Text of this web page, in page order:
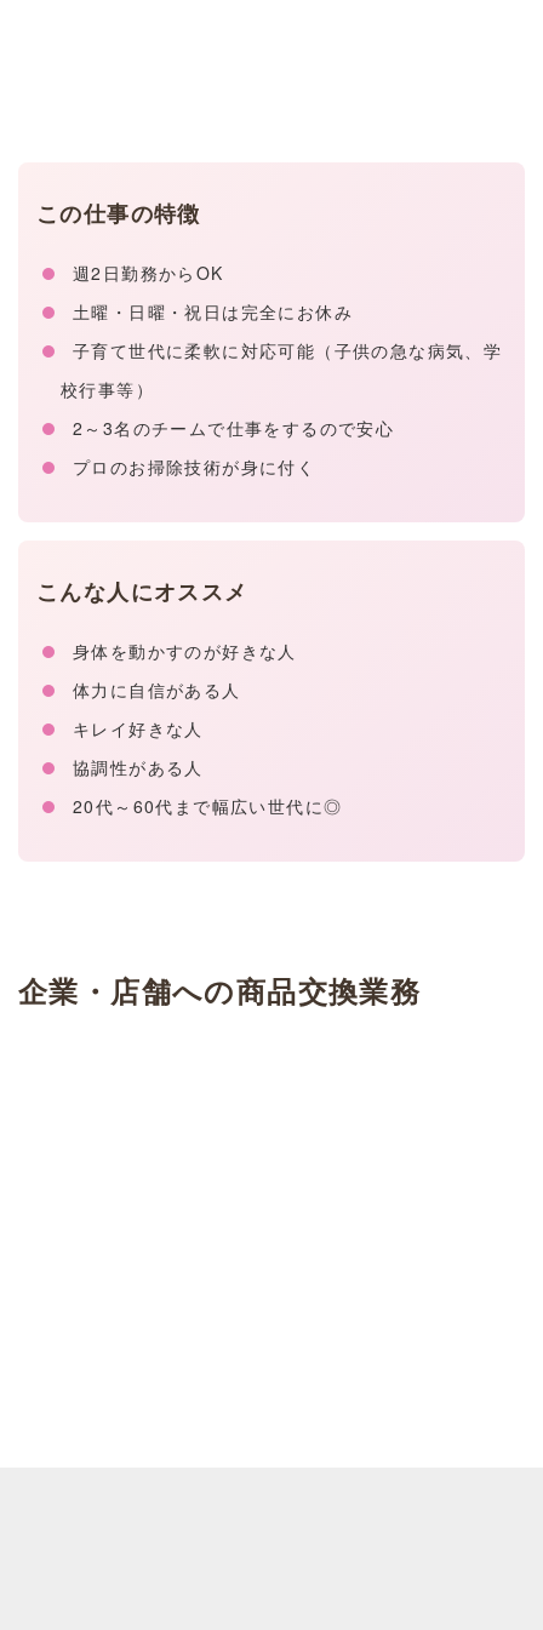
この仕事の特徴
週2日勤務からOK
土曜・日曜・祝日は完全にお休み
子育て世代に柔軟に対応可能（子供の急な病気、学
校行事等）
2～3名のチームで仕事をするので安心
プロのお掃除技術が身に付く
こんな人にオススメ
身体を動かすのが好きな人
体力に自信がある人
キレイ好きな人
協調性がある人
20代～60代まで幅広い世代に◎
企業・店舗への商品交換業務